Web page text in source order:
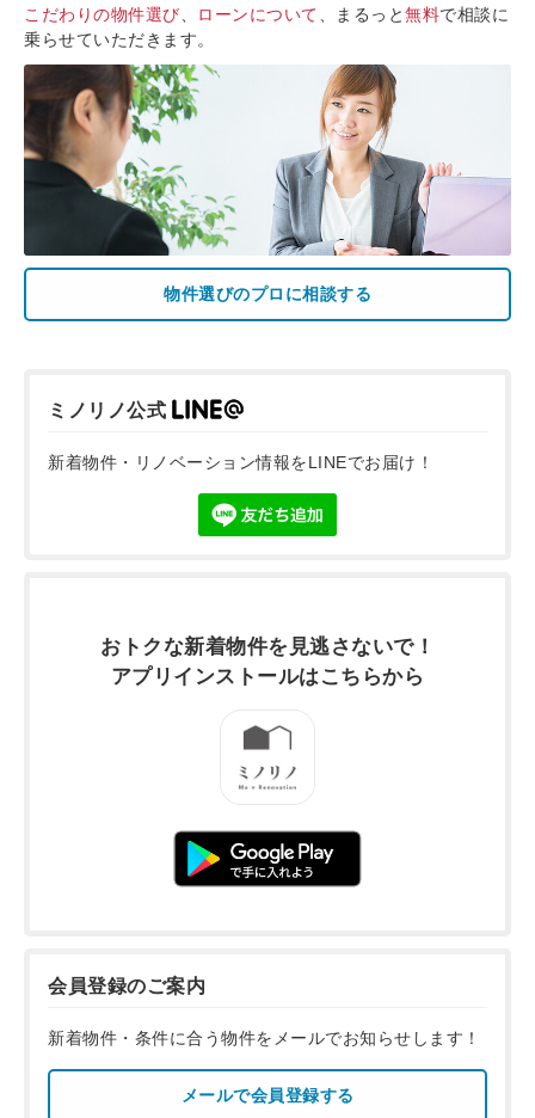
こだわりの物件選び
ローンについて 、まるっと無料で相談に
乗らせていただきます。
物件選びのプロに相談する
ミノリノ公式
新着物件・リノベーション情報をLINEでお届け！
おトクな新着物件を 見逃さないで！
アプリインストールはこちらから
会員登録のご案内
新着物件・条件に合う物件をメールでお知らせします！
メールで会員登録する